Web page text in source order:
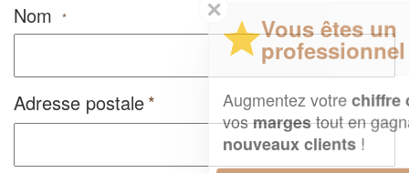
Nom *
Adresse postale
Vous êtes un
professionnel ?
Augmentez votrechiffre d'affaireset
vosmargestout en gagnant de
nouveaux clients!